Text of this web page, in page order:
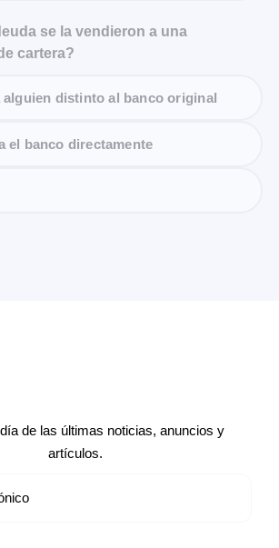
se la vendieron a una
cartera?
alguien distinto al banco original
el banco directamente
de las últimas noticias, anuncios y
artículos.